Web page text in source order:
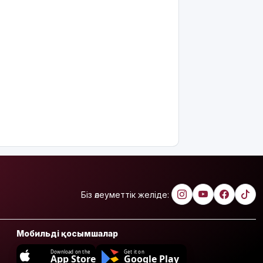
Біз әлеуметтік желіде:
Мобильді қосымшалар
Download on the
App Store
Get it on
Google Play